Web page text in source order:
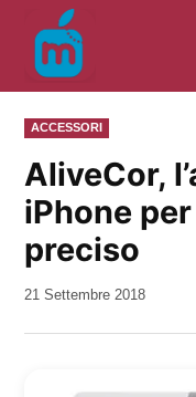
contenuto
PUBBLICATO
IN
ACCESSORI
AliveCor,
iPhone
preciso
da
21 Settembre 2018